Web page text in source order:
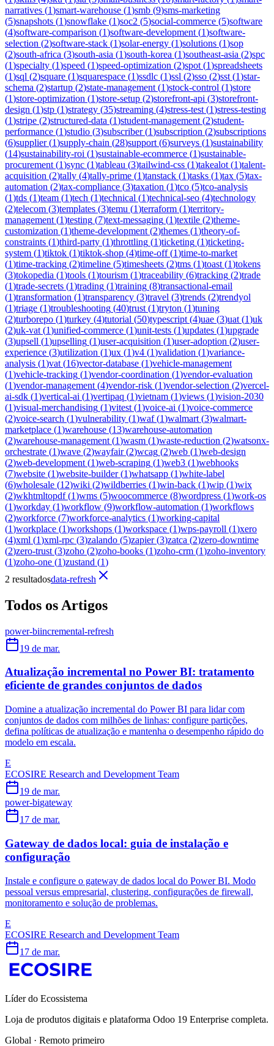
narratives (1)smart-warehouse (1)smb (9)sms-marketing
(5)snapshots (1)snowflake (1)soc2 (5)social-commerce (5)software
(4)software-comparison (1)software-development (1)software-
selection (2)software-stack (1)solar-energy (1)solutions (1)sop
(2)south-africa (3)south-asia (1)south-korea (1)southeast-asia (2)spc
(1)specialty (1)speed (1)speed-optimization (2)spot (1)spreadsheets
(1)sql (2)square (1)squarespace (1)ssdlc (1)ssl (2)sso (2)sst (1)star-
schema (2)startup (2)state-management (1)stock-control (1)store
(1)store-optimization (1)store-setup (2)storefront-api (3)storefront-
design (1)stp (1)strategy (35)streaming (4)stress-test (1)stress-testing
(1)stripe (2)structured-data (1)student-management (2)student-
performance (1)studio (3)subscriber(1)subscription (2)subscriptions
(6)supplier(1)supply-chain (28)support (6)surveys (1)sustainability
(14)sustainability-roi (1)sustainable-ecommerce (1)sustainable-
procurement (1)sync (1)tableau (3)tailwind-css (1)takealot (1)talent-
acquisition (2)tally (4)tally-prime (1)tanstack (1)tasks (1)tax (5)tax-
automation (2)tax-compliance (3)taxation (1)tco (5)tco-analysis
(1)tds (1)team (1)tech (1)technical (1)technical-seo (4)technology
(2)telecom (3)templates (3)temu (1)terraform (1)territory-
management (1)testing (7)text-messaging (1)textile (2)theme-
customization (1)theme-development (2)themes (1)theory-of-
constraints (1)third-party (1)throttling (1)ticketing (1)ticketing-
system (1)tiktok (1)tiktok-shop (4)time-off(1)time-to-market
(1)time-tracking (2)timeline (5)timesheets (2)tms (1)toast (1)tokens
(3)tokopedia (1)tools (1)tourism (1)traceability (6)tracking (2)trade
(1)trade-secrets (1)trading (1)training (8)transactional-email
(1)transformation (1)transparency (3)travel (3)trends (2)trendyol
(1)triage (1)troubleshooting (40)trust (1)tryton (1)tuning
(2)turborepo (1)turkey (4)tutorial (50)typescript (4)uae (3)uat (1)uk
(2)uk-vat (1)unified-commerce (1)unit-tests (1)updates (1)upgrade
(3)upsell (1)upselling (1)user-acquisition (1)user-adoption (2)user-
experience (3)utilization (1)ux (1)v4 (1)validation (1)variance-
analysis (1)vat (16)vector-database (1)vehicle-management
(1)vehicle-tracking (1)vendor-coordination (1)vendor-evaluation
(1)vendor-management (4)vendor-risk (1)vendor-selection (2)vercel-
ai-sdk (1)vertical-ai (1)vertipaq (1)vietnam (1)views (1)vision-2030
(1)visual-merchandising (1)vitest (1)voice-ai (1)voice-commerce
(2)voice-search (1)vulnerability (1)waf(1)walmart (3)walmart-
marketplace (1)warehouse (13)warehouse-automation
(2)warehouse-management (1)wasm (1)waste-reduction (2)watsonx-
orchestrate (1)wave (2)wayfair(2)wcag (2)web (1)web-design
(2)web-development (1)web-scraping (1)web3 (1)webhooks
(7)website (1)website-builder(1)whatsapp (1)white-label
(6)wholesale (12)wiki (2)wildberries (1)win-back (1)wip (1)wix
(2)wkhtmltopdf(1)wms (5)woocommerce (8)wordpress (1)work-os
(1)workday (1)workflow (9)workflow-automation (1)workflows
(2)workforce (7)workforce-analytics (1)working-capital
(1)workplace (1)workshops (1)workspace (1)wps-payroll (1)xero
(4)xml (1)xml-rpc (3)zalando (5)zapier(3)zatca (2)zero-downtime
(2)zero-trust (3)zoho (2)zoho-books (1)zoho-crm (1)zoho-inventory
(1)zoho-one (1)zustand (1)
2 resultadosdata-refresh
Todos os Artigos
power-biincremental-refresh
19 de mar.
Atualização incremental no Power BI: tratamento
eficiente de grandes conjuntos de dados
Domine a atualização incremental do Power BI para lidar com
conjuntos de dados com milhões de linhas: configure partições,
defina políticas de atualização e mantenha o desempenho rápido do
modelo em escala.
E
ECOSIRE Research and Development Team
19 de mar.
power-bigateway
17 de mar.
Gateway de dados local: guia de instalação e
configuração
Instale e configure o gateway de dados local do Power BI. Modo
pessoal versus empresarial, clustering, configurações de firewall,
monitoramento e solução de problemas.
E
ECOSIRE Research and Development Team
17 de mar.
Líder do Ecossistema
Loja de produtos digitais e plataforma Odoo 19 Enterprise completa.
Global · Remoto primeiro